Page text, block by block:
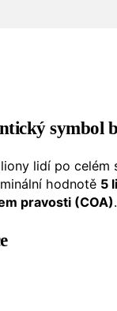
symbol
lidí po celém
hodnotě 5
pravosti (COA).